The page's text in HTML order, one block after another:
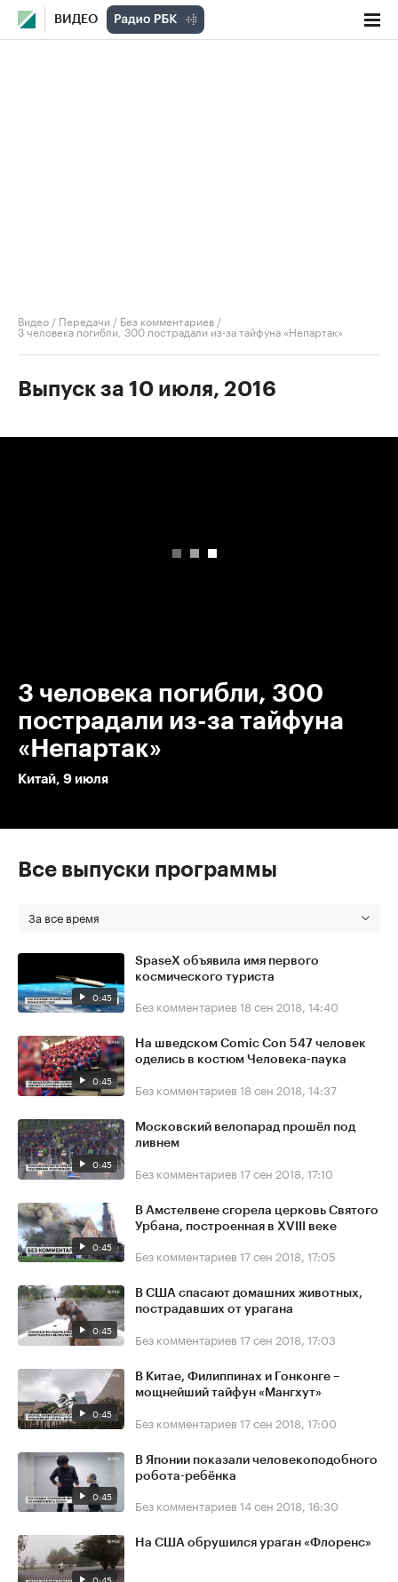
ВИДЕО
Видео / Передачи / Без комментариев /
3 человека погибли, 300 пострадали из-за тайфуна «Непартак»
Выпуск за 10 июля, 2016
3 человека погибли, 300
пострадали из-за тайфуна
«Непартак»
Китай, 9 июля
Все выпуски программы
За все время
0:45
SpaseX объявила имя первого
космического туриста
Без комментариев 18 сен 2018, 14:40
0:45
На шведском Comic Con 547 человек
оделись в костюм Человека-паука
Без комментариев 18 сен 2018, 14:37
0:45
Московский велопарад прошёл под
ливнем
Без комментариев 17 сен 2018, 17:10
0:45
В Амстелвене сгорела церковь Святого
Урбана, построенная в XVIII веке
Без комментариев 17 сен 2018, 17:05
0:45
В США спасают домашних животных,
пострадавших от урагана
Без комментариев 17 сен 2018, 17:03
0:45
В Китае, Филиппинах и Гонконге –
мощнейший тайфун «Мангхут»
Без комментариев 17 сен 2018, 17:00
0:45
В Японии показали человекоподобного
робота-ребёнка
Без комментариев 14 сен 2018, 16:30
На США обрушился ураган «Флоренс»